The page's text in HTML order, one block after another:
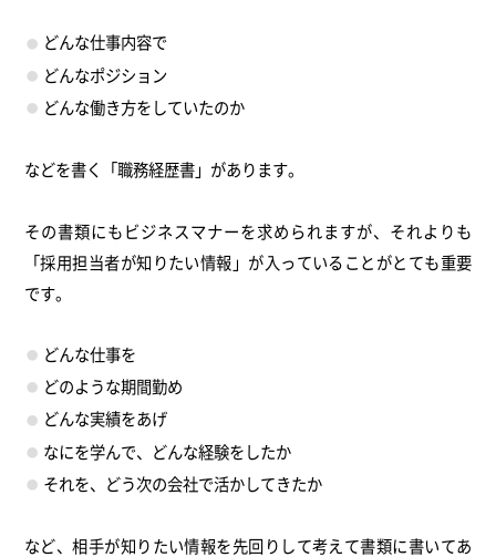
どんな仕事内容で
どんなポジション
どんな働き方をしていたのか
などを書く「職務経歴書」があります。
その書類にもビジネスマナーを求められますが、それよりも
「採用担当者が知りたい情報」が入っていることがとても重要
です。
どんな仕事を
どのような期間勤め
どんな実績をあげ
なにを学んで、どんな経験をしたか
それを、どう次の会社で活かしてきたか
など、相手が知りたい情報を先回りして考えて書類に書いてあ